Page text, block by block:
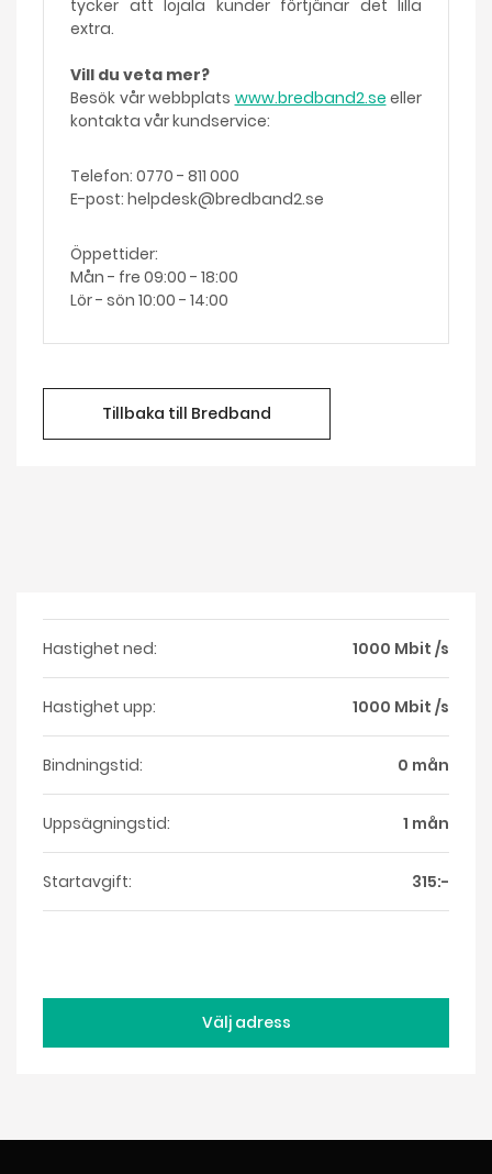
tycker att lojala kunder förtjänar det lilla
extra.
Vill du veta mer?
Besök vår webbplats www.bredband2.se eller
kontakta vår kundservice:
Telefon: 0770 - 811 000
E-post: helpdesk@bredband2.se
Öppettider:
Mån - fre 09:00 - 18:00
Lör - sön 10:00 - 14:00
Tillbaka till Bredband
Hastighet ned: 1000 Mbit /s
Hastighet upp: 1000 Mbit /s
Bindningstid: 0 mån
Uppsägningstid: 1 mån
Startavgift: 315:-
Välj adress